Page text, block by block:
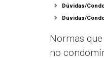
Dúvidas/
Dúvidas/
Normas
no